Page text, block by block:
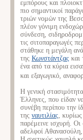
εμπόρους και
πιο σημαντικοί
τριών νομών της
πλέον γόνιμη
σύνδεση,
τις σιτοπαραγωγές
στάθηκε η μεγάλη
της Κωνστάντζας και
ένα από τα κύρια
και εξαγωγικό,
Η γενική
Έλληνες, που είδαν
συνέβη περίπου την
της ναυτιλίας,
παρέμεινε ισχυρή. Οι
αδελφοί